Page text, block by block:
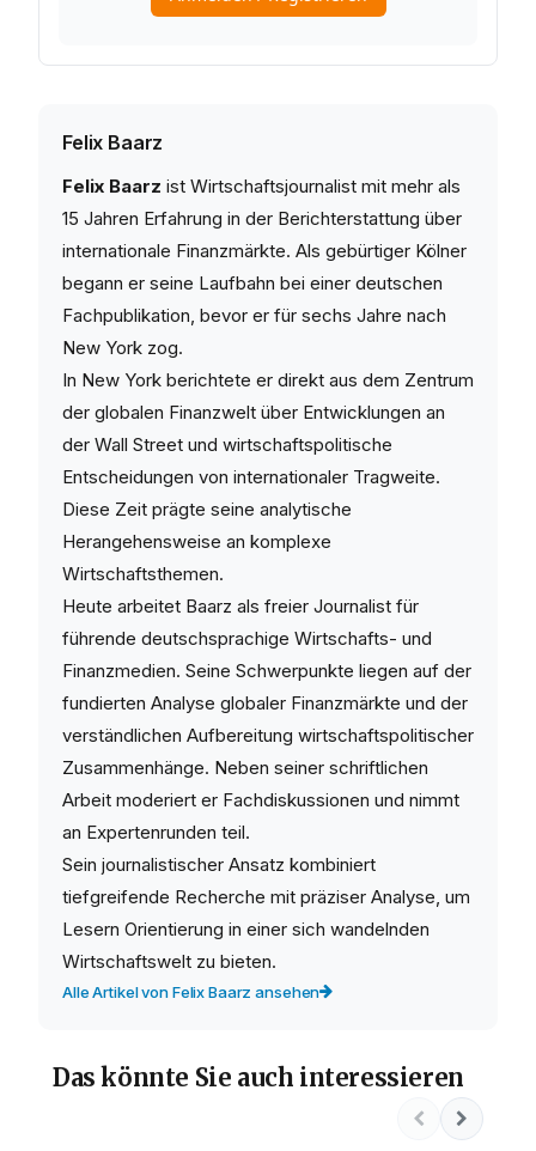
Felix Baarz
Felix Baarz ist Wirtschaftsjournalist mit mehr als
15 Jahren Erfahrung in der Berichterstattung über
internationale Finanzmärkte. Als gebürtiger Kölner
begann er seine Laufbahn bei einer deutschen
Fachpublikation, bevor er für sechs Jahre nach
New York zog.
In New York berichtete er direkt aus dem Zentrum
der globalen Finanzwelt über Entwicklungen an
der Wall Street und wirtschaftspolitische
Entscheidungen von internationaler Tragweite.
Diese Zeit prägte seine analytische
Herangehensweise an komplexe
Wirtschaftsthemen.
Heute arbeitet Baarz als freier Journalist für
führende deutschsprachige Wirtschafts- und
Finanzmedien. Seine Schwerpunkte liegen auf der
fundierten Analyse globaler Finanzmärkte und der
verständlichen Aufbereitung wirtschaftspolitischer
Zusammenhänge. Neben seiner schriftlichen
Arbeit moderiert er Fachdiskussionen und nimmt
an Expertenrunden teil.
Sein journalistischer Ansatz kombiniert
tiefgreifende Recherche mit präziser Analyse, um
Lesern Orientierung in einer sich wandelnden
Wirtschaftswelt zu bieten.
Alle Artikel von Felix Baarz ansehen
Das könnte Sie auch interessieren